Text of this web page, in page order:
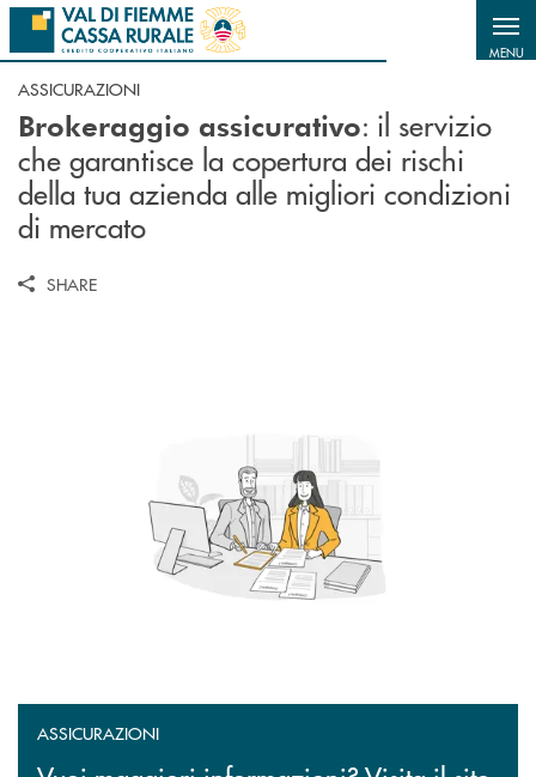
Salta al contenuto principale
MENU
ASSICURAZIONI
Brokeraggio assicurativo: il servizio
che garantisce la copertura dei rischi
della tua azienda alle migliori condizioni
di mercato
SHARE
ASSICURAZIONI